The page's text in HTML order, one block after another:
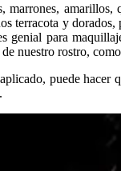
marrones, amarillos,
terracota y dorados,
genial para
nuestro rostro,
puede hacer